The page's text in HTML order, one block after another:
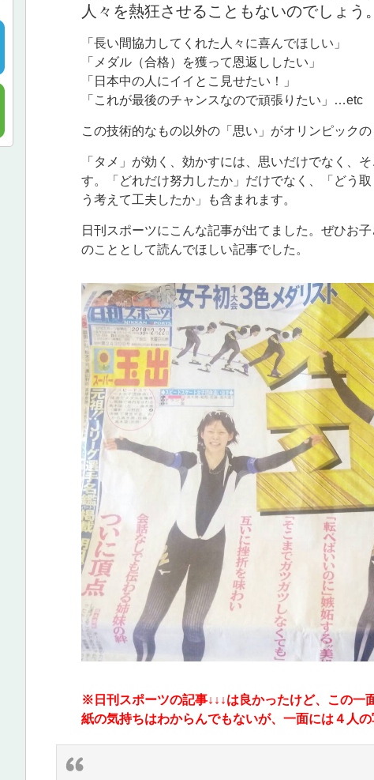
人々を熱狂させることもないのでしょう。
「長い間協力してくれた人々に喜んでほしい」
「メダル（合格）を獲って恩返ししたい」
「日本中の人にイイとこ見せたい！」
「これが最後のチャンスなので頑張りたい」…etc
この技術的なもの以外の「思い」がオリンピック
「タメ」が効く、効かすには、思いだけでなく、
す。「どれだけ努力したか」だけでなく、「どう
う考えて工夫したか」も含まれます。
日刊スポーツにこんな記事が出てました。ぜひお
のこととして読んでほしい記事でした。
※日刊スポーツの記事↓↓↓は良かったけど、この一
紙の気持ちはわからんでもないが、一面には４人